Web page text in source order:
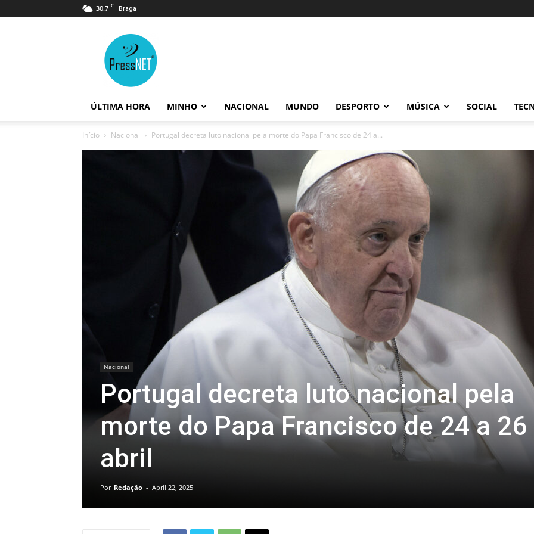
30.7 C Braga
ÚLTIMA HORA MINHO NACIONAL MUNDO DESPORTO MÚSICA SOCIAL
Início Nacional Portugal decreta luto nacional pela morte do Papa Francisco de 24 a...
Nacional
Portugal decreta luto nacional pela
morte do Papa Francisco de 24 a 26
abril
Por Redação - April 22, 2025